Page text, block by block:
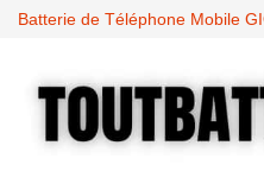
Batterie de Téléphone Mobile